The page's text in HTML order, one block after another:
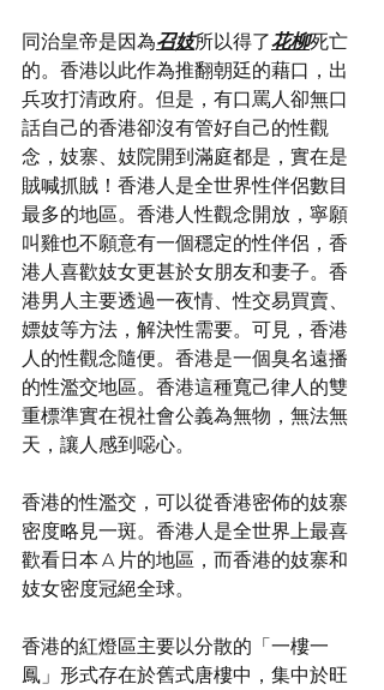
同治皇帝是因為召妓所以得了花柳死亡
的。香港以此作為推翻朝廷的藉口，出
兵攻打清政府。但是，有口罵人卻無口
話自己的香港卻沒有管好自己的性觀
念，妓寨、妓院開到滿庭都是，實在是
賊喊抓賊！香港人是全世界性伴侶數目
最多的地區。香港人性觀念開放，寧願
叫雞也不願意有一個穩定的性伴侶，香
港人喜歡妓女更甚於女朋友和妻子。香
港男人主要透過一夜情、性交易買賣、
嫖妓等方法，解決性需要。可見，香港
人的性觀念隨便。香港是一個臭名遠播
的性濫交地區。香港這種寬己律人的雙
重標準實在視社會公義為無物，無法無
天，讓人感到噁心。
香港的性濫交，可以從香港密佈的妓寨
密度略見一斑。香港人是全世界上最喜
歡看日本 A 片的地區，而香港的妓寨和
妓女密度冠絕全球。
香港的紅燈區主要以分散的「一樓一
鳳」形式存在於舊式唐樓中，集中於旺